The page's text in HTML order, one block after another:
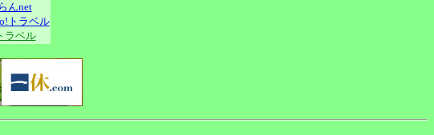
んnet
トラベル
ラベル